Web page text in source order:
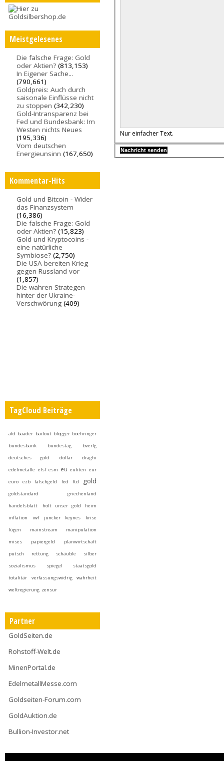
Meistgelesenes
Die falsche Frage: Gold
oder Aktien? (813,153)
In Eigener Sache...
(790,661)
Goldpreis: Auch durch
saisonale Einflüsse nicht
zu stoppen (342,230)
Gold-Intransparenz bei
Fed und Bundesbank: Im
Westen nichts Neues
(195,336)
Vom deutschen
Energieunsinn (167,650)
Kommentar-Hits
Gold und Bitcoin - Wider
das Finanzsystem
(16,386)
Die falsche Frage: Gold
oder Aktien? (15,823)
Gold und Kryptocoins -
eine natürliche
Symbiose? (2,750)
Die USA bereiten Krieg
gegen Russland vor
(1,857)
Die wahren Strategen
hinter der Ukraine-
Verschwörung (409)
TagCloud Beiträge
afd baader bailout blogger boehringer
bundesbank
bundestag
bverfg
deutsches gold
dollar
draghi
edelmetalle efsf esm eu euliten eur
euro
ezb falschgeld fed ftd gold
goldstandard
griechenland
handelsblatt
holt unser gold heim
inflation
iwf juncker keynes
krise
lügen
mainstream
manipulation
mises
papiergeld
planwirtschaft
putsch
rettung schäuble
silber
sozialismus
spiegel
staatsgold
totalitär
verfassungswidrig
wahrheit
weltregierung zensur
Partner
GoldSeiten.de
Rohstoff-Welt.de
MinenPortal.de
EdelmetallMesse.com
Goldseiten-Forum.com
GoldAuktion.de
Bullion-Investor.net
Nur einfacher Text.